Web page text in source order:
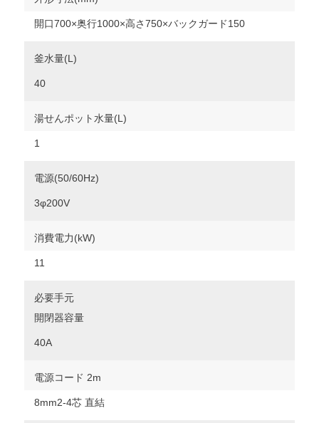
開口700×奥行1000×高さ750×バックガード150
釜水量(L)
40
湯せんポット水量(L)
1
電源(50/60Hz)
3φ200V
消費電力(kW)
11
必要手元
開閉器容量
40A
電源コード 2m
8mm2-4芯 直結